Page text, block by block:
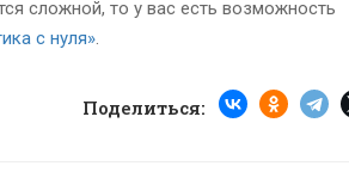
сложной, то у вас есть возможность
с нуля».
Поделиться: